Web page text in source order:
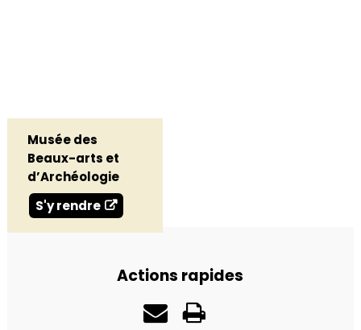
Musée des
Beaux-arts et
d’Archéologie
S'y rendre
Actions rapides